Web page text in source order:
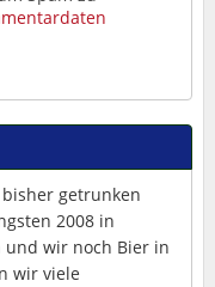
getrunken
2008 in
und wir noch Bier in
wir viele